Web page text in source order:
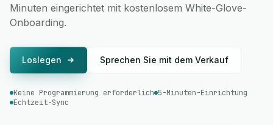
Minuten eingerichtet mit kostenlosem White-Glove-
Onboarding.
Loslegen Sprechen Sie mit dem Verkauf
Keine Programmierung erforderlich 5-Minuten-Einrichtung
Echtzeit-Sync